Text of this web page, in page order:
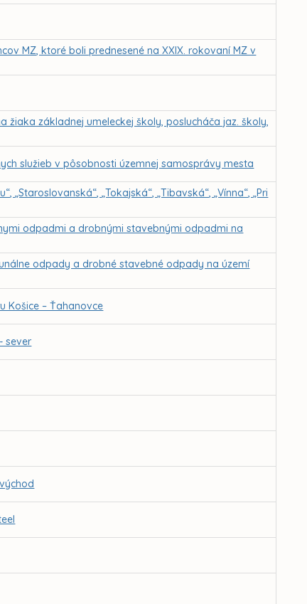
MZ, ktoré boli prednesené na XXIX. rokovaní MZ v
základnej umeleckej školy, poslucháča jaz. školy,
služieb v pôsobnosti územnej samosprávy mesta
„Staroslovanská“, „Tokajská“, „Tibavská“, „Vínna“, „Pri
odpadmi a drobnými stavebnými odpadmi na
odpady a drobné stavebné odpady na území
Košice – Ťahanovce
sever